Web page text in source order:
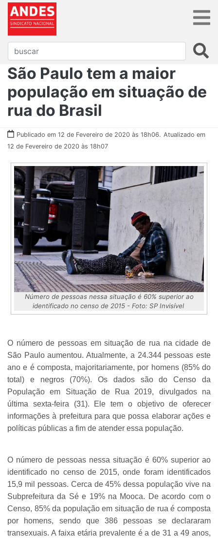
São Paulo tem a maior
população em situação de
rua do Brasil
Publicado em 12 de Fevereiro de 2020 às 18h06. Atualizado em
12 de Fevereiro de 2020 às 18h07
Número de pessoas nessa situação é 60% superior ao
identificado no censo de 2015 - Foto: SP Invisível
O número de pessoas em situação de rua na cidade de
São Paulo aumentou. Atualmente, a 24.344 pessoas este
ano e é composta, majoritariamente, por homens (85% do
total) e negros (70%). Os dados são do Censo da
População em Situação de Rua 2019, divulgados na
última sexta-feira (31). Ele tem o objetivo de oferecer
informações à prefeitura para que possa elaborar ações e
políticas públicas a fim de atender essa população.
O número de pessoas nessa situação é 60% superior ao
identificado no censo de 2015, onde foram identificados
15,9 mil pessoas. Cerca de 45% dessa população vive na
Subprefeitura da Sé e 19% na Mooca. De acordo com o
Censo, 85% da população em situação de rua é composta
por homens, sendo que 386 pessoas se declararam
transexuais. A faixa etária prevalente é a de 31 a 49 anos,